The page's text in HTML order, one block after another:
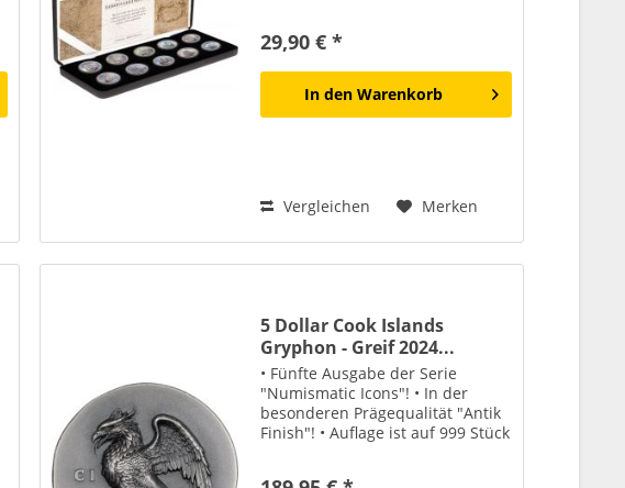
29,90 € *
In den Warenkorb
Vergleichen Merken
5 Dollar Cook Islands
Gryphon - Greif 2024...
• Fünfte Ausgabe der Serie
"Numismatic Icons"! • In der
besonderen Prägequalität "Antik
Finish"! • Auflage ist auf 999 Stück